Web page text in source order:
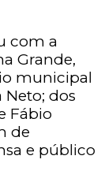
com a
Grande,
municipal
Neto; dos
Fábio
de
e público